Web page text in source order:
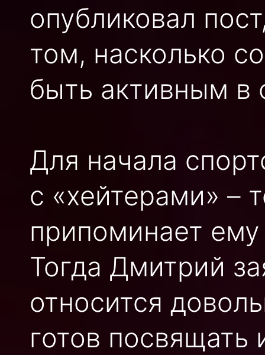
опубликовал
том, насколько
быть активным в
Для начала
с «хейтерами» –
припоминает
Тогда Дмитрий
относится
готов посвящать